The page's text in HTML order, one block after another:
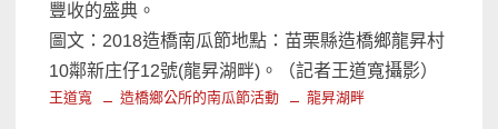
豐收的盛典。
圖文：2018造橋南瓜節地點：苗栗縣造橋鄉龍昇村
10鄰新庄仔12號(龍昇湖畔)。（記者王道寬攝影）
王道寬 造橋鄉公所的南瓜節活動 龍昇湖畔